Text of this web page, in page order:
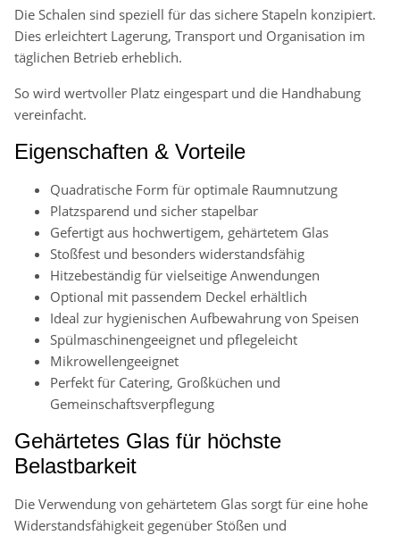
Die Schalen sind speziell für das sichere Stapeln konzipiert.
Dies erleichtert Lagerung, Transport und Organisation im
täglichen Betrieb erheblich.
So wird wertvoller Platz eingespart und die Handhabung
vereinfacht.
Eigenschaften & Vorteile
Quadratische Form für optimale Raumnutzung
Platzsparend und sicher stapelbar
Gefertigt aus hochwertigem, gehärtetem Glas
Stoßfest und besonders widerstandsfähig
Hitzebeständig für vielseitige Anwendungen
Optional mit passendem Deckel erhältlich
Ideal zur hygienischen Aufbewahrung von Speisen
Spülmaschinengeeignet und pflegeleicht
Mikrowellengeeignet
Perfekt für Catering, Großküchen und
Gemeinschaftsverpflegung
Gehärtetes Glas für höchste
Belastbarkeit
Die Verwendung von gehärtetem Glas sorgt für eine hohe
Widerstandsfähigkeit gegenüber Stößen und